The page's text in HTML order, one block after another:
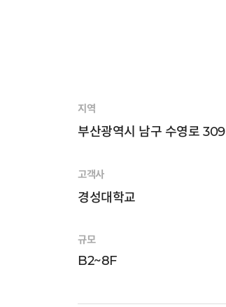
지역
부산광역시 남구 수영로 309
고객사
경성대학교
규모
B2~8F